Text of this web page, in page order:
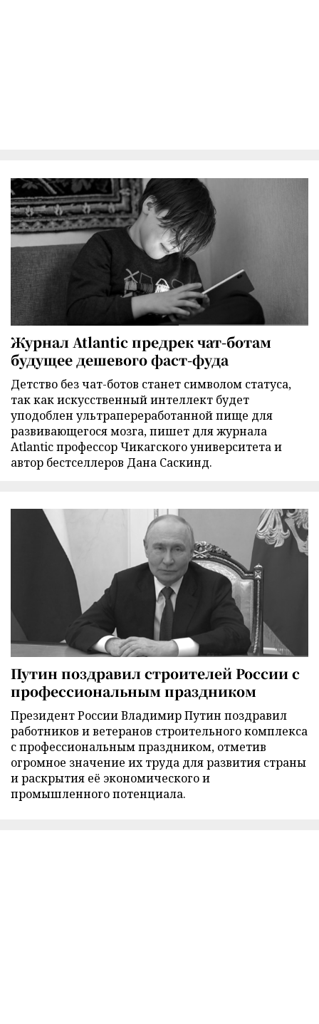
Журнал Atlantic предрек чат-ботам
будущее дешевого фаст-фуда
Детство без чат-ботов станет символом статуса,
так как искусственный интеллект будет
уподоблен ультрапереработанной пище для
развивающегося мозга, пишет для журнала
Atlantic профессор Чикагского университета и
автор бестселлеров Дана Саскинд.
Путин поздравил строителей России с
профессиональным праздником
Президент России Владимир Путин поздравил
работников и ветеранов строительного комплекса
с профессиональным праздником, отметив
огромное значение их труда для развития страны
и раскрытия её экономического и
промышленного потенциала.